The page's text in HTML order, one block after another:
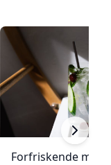
Forfriskende